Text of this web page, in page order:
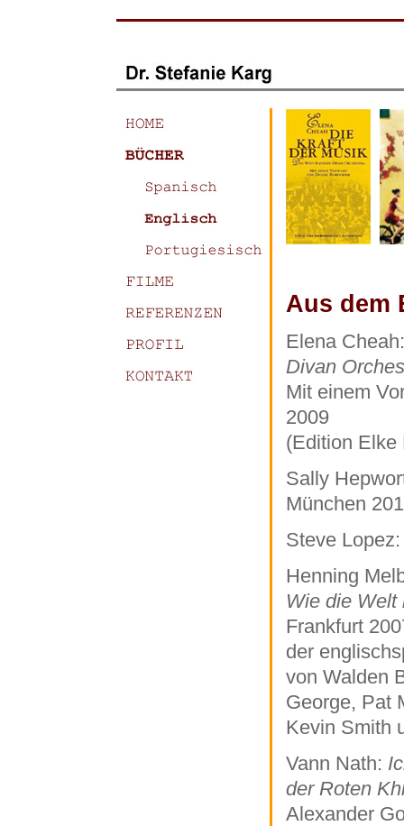
Aus dem
Elena
Divan
Mit einem
2009
(Edition Elke
Sally
München
Steve
Henning
Wie die Welt
Frankfurt
der
von Walden
George, Pat
Kevin Smith
Vann Nath:
der Roten
Alexander